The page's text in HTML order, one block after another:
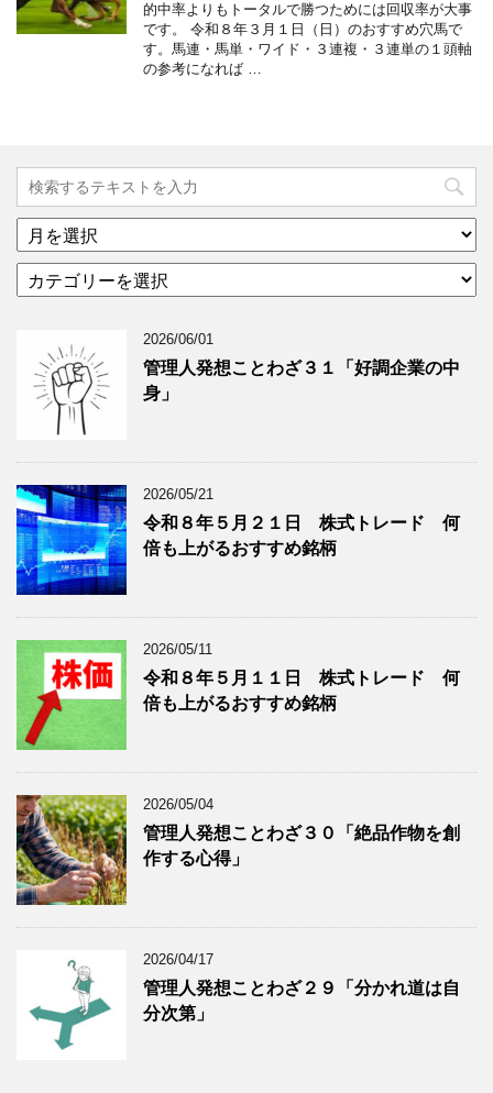
的中率よりもトータルで勝つためには回収率が大事
です。 令和８年３月１日（日）のおすすめ穴馬で
す。馬連・馬単・ワイド・３連複・３連単の１頭軸
の参考になれば …
ア
ー
カ
イ
グ
記
事
を
表
示
テ
ー
ブ
ロ
グ
記
事
を
表
示
2026/06/01
管理人発想ことわざ３１「好調企業の中
身」
2026/05/21
令和８年５月２１日 株式トレード 何
倍も上がるおすすめ銘柄
2026/05/11
令和８年５月１１日 株式トレード 何
倍も上がるおすすめ銘柄
2026/05/04
管理人発想ことわざ３０「絶品作物を創
作する心得」
2026/04/17
管理人発想ことわざ２９「分かれ道は自
分次第」